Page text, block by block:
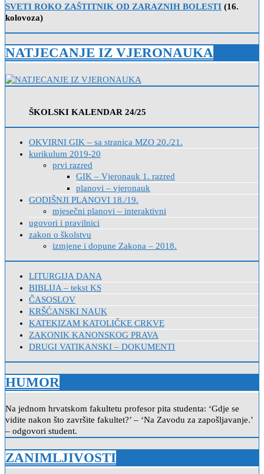
SVETI ROKO ZAŠTITNIK OD ZARAZNIH BOLESTI (16.
kolovoza)
NATJECANJE IZ VJERONAUKA
ŠKOLSKI KALENDAR 24/25
OKVIRNI GIK – sa stranica MZO 20./21.
kurikulum 2019-20
prvi razred
GIK – Vjeronauk 1. razred
planovi – vjeronauk
GODIŠNJI PLANOVI 18./19.
mjesečni planovi – interaktivni
ugovori i pravilnici
zakon o školstvu
izmjene i dopune Zakona – 2018.
LITURGIJA DANA
BIBLIJA – tekst KS
ČASOSLOV
KRŠĆANSKI NAUK
KATEKIZAM KATOLIČKE CRKVE
ZAKONIK KANONSKOG PRAVA
DRUGI VATIKANSKI – DOKUMENTI
HUMOR
Na jednom hrvatskom fakultetu profesor pita studenta: ‘Gdje se
vidite nakon što završite fakultet?’ – ‘Na Zavodu za zapošljavanje.’
– odgovori student.
ZANIMLJIVOSTI